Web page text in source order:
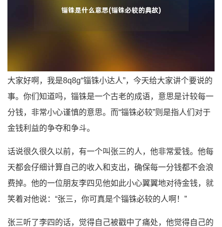
大家好啊，我是8q8g“锱铢小达人”，今天给大家讲个要说的
事。你们知道吗，锱铢是一个古老的成语，意思是计较每一
分钱，非常小心谨慎的意思。而“锱铢必较”则是指人们对于
金钱利益的争夺和争斗。
话说很久很久以前，有一个叫张三的人，他非常爱钱。他每
天都会仔细计算自己的收入和支出，确保每一分钱都不会浪
费掉。他的一位朋友李四见他如此小心翼翼地对待金钱，就
笑着对他说：“张三，你可真是个锱铢必较的人啊！”
张三听了李四的话，觉得自己被戳中了痛处，他觉得自己的